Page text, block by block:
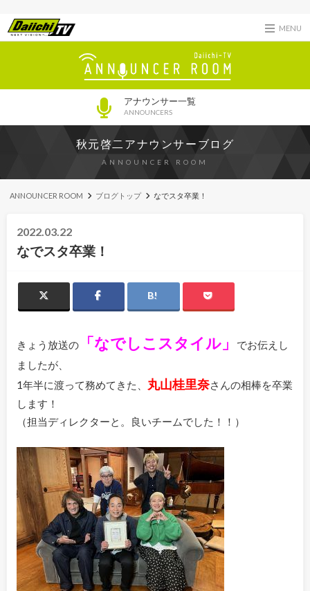
MENU
アナウンサー一覧
ANNOUNCERS
秋元啓二アナウンサーブログ
ANNOUNCER ROOM
ANNOUNCER ROOM ブログトップ なでスタ卒業！
2022.03.22
なでスタ卒業！
きょう放送の「なでしこスタイル」
でお伝えし
ましたが、
1年半に渡って務めてきた、 丸山桂里奈さんの相棒を卒業
します！
（担当ディレクターと。良いチームでした！！）